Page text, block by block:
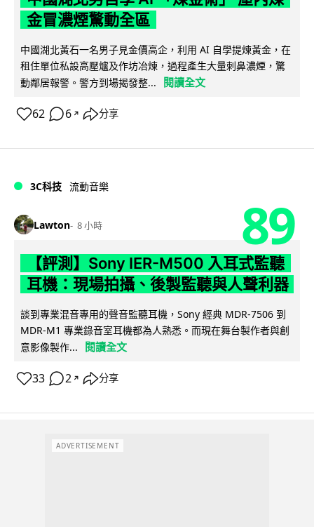
金冒濃煙驚動全區
中國湖北黃石一名男子見金價高企，利用 AI 自學提煉黃金，在
租住單位私設高壓爐及作坊冶煉，過程產生大量刺鼻濃煙，驚
動鄰居報警。警方到場揭發整...
閱讀全文
62 6 ↗ 分享
3C科技 流動音樂
Lawton 8 小時 89
【評測】Sony IER-M500 入耳式監聽
耳機：現場拍攝、後製監聽與人聲利器
談到專業混音專用的聲音監聽耳機，Sony 經典 MDR-7506 到
MDR-M1 專業錄音室耳機都為人熟悉。而現在舞台製作者與創
意影像製作...
閱讀全文
33 2 ↗ 分享
ADVERTISEMENT